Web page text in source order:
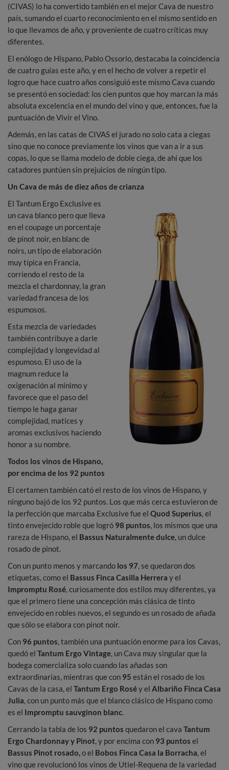
(CIVAS) lo ha convertido también en el mejor Cava de nuestro
país, sumando el cuarto reconocimiento en el mismo sentido en
lo que llevamos de año, y proveniente de cuatro críticas muy
diferentes.
El enólogo de Hispano, Pablo Ossorio, destacaba la coincidencia
de cuatro guías este año, y en el hecho de volver a repetir el
logro que hace cuatro años consiguió este mismo Cava cuando
se presentó en sociedad: los cien puntos que hoy marcan la más
absoluta excelencia en el mundo del vino y que, entonces, fue la
puntuación de Vivir el Vino.
Además, en las catas de CIVAS el jurado no solo cata a ciegas
sino que no conoce previamente los vinos que van a ir a sus
copas, lo que se llama modelo de doble ciega, de ahí que los
catadores puntúen sin prejuicios de ningún tipo.
Un Cava de más de diez años de crianza
El Tantum Ergo Exclusive es
un cava blanco pero que lleva
en el coupage un porcentaje
de pinot noir, en blanc de
noirs, un tipo de elaboración
muy típica en Francia,
corriendo el resto de la
mezcla el chardonnay, la gran
variedad francesa de los
espumosos.
Esta mezcla de variedades
también contribuye a darle
complejidad y longevidad al
espumoso. El uso de la
magnum reduce la
oxigenación al mínimo y
favorece que el paso del
tiempo le haga ganar
complejidad, matices y
aromas exclusivos haciendo
honor a su nombre.
Todos los vinos de Hispano,
por encima de los 92 puntos
El certamen también cató el resto de los vinos de Hispano, y
ninguno bajó de los 92 puntos. Los que más cerca estuvieron de
la perfección que marcaba Exclusive fue el Quod Superius, el
tinto envejecido roble que logró 98 puntos, los mismos que una
rareza de Hispano, el Bassus Naturalmente dulce, un dulce
rosado de pinot.
Con un punto menos y marcando los 97, se quedaron dos
etiquetas, como el Bassus Finca Casilla Herrera y el
Impromptu Rosé, curiosamente dos estilos muy diferentes, ya
que el primero tiene una concepción más clásica de tinto
envejecido en robles nuevos, el segundo es un rosado de añada
que sólo se elabora con pinot noir.
Con 96 puntos, también una puntuación enorme para los Cavas,
quedó el Tantum Ergo Vintage, un Cava muy singular que la
bodega comercializa solo cuando las añadas son
extraordinarias, mientras que con 95 están el rosado de los
Cavas de la casa, el Tantum Ergo Roséy el Albariño Finca Casa
Julia, con un punto más que el blanco clásico de Hispano como
es el Impromptu sauvginon blanc.
Cerrando la tabla de los 92 puntos quedaron el cava Tantum
Ergo Chardonnay y Pinot, y por encima con 93 puntos el
Bassus Pinot rosado,o el Bobos Finca Casa la Borracha, el
vino que revolucionó los vinos de Utiel-Requena de la variedad